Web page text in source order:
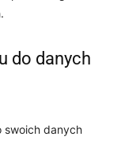
do danych
swoich danych